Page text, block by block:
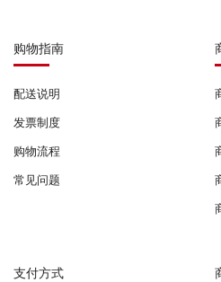
购物指南
配送说明
发票制度
购物流程
常见问题
支付方式